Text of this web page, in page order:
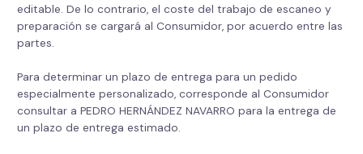
editable. De lo contrario, el coste del trabajo de escaneo y
preparación se cargará al Consumidor, por acuerdo entre las
partes.
Para determinar un plazo de entrega para un pedido
especialmente personalizado, corresponde al Consumidor
consultar a PEDRO HERNÁNDEZ NAVARRO para la entrega de
un plazo de entrega estimado.